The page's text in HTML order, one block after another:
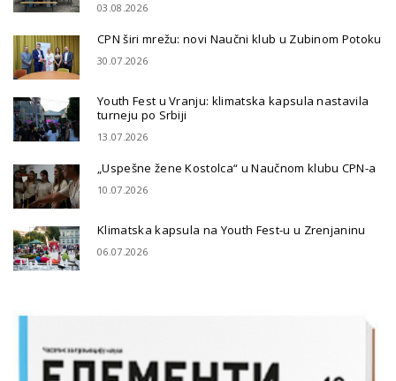
03.08.2026
CPN širi mrežu: novi Naučni klub u Zubinom Potoku
30.07.2026
Youth Fest u Vranju: klimatska kapsula nastavila
turneju po Srbiji
13.07.2026
„Uspešne žene Kostolca“ u Naučnom klubu CPN-a
10.07.2026
Klimatska kapsula na Youth Fest-u u Zrenjaninu
06.07.2026